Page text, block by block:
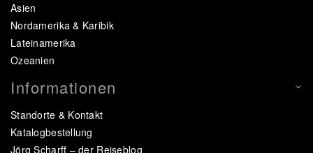
Asien
Nordamerika & Karibik
Lateinamerika
Ozeanien
Informationen
Standorte & Kontakt
Katalogbestellung
Jörg Scharff – der Reiseblog